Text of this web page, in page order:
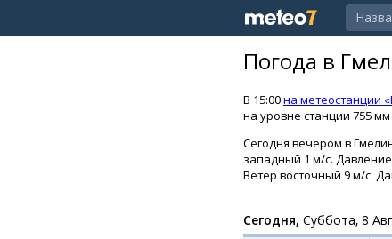
Погода в
В 15:00на метеостанции
на уровне станции 755 мм
Сегодня вечером в
западный 1 м/с.
Ветер восточный 9 м/с.
Сегодня, Суббота, 8